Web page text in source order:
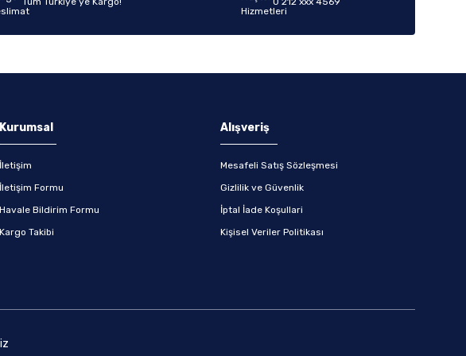
Kurumsal
İletişim
İletişim Formu
Havale Bildirim Formu
Kargo Takibi
Alışveriş
Mesafeli Satış Sözleşmesi
Gizlilik ve Güvenlik
İptal İade Koşullari
Kişisel Veriler Politikası